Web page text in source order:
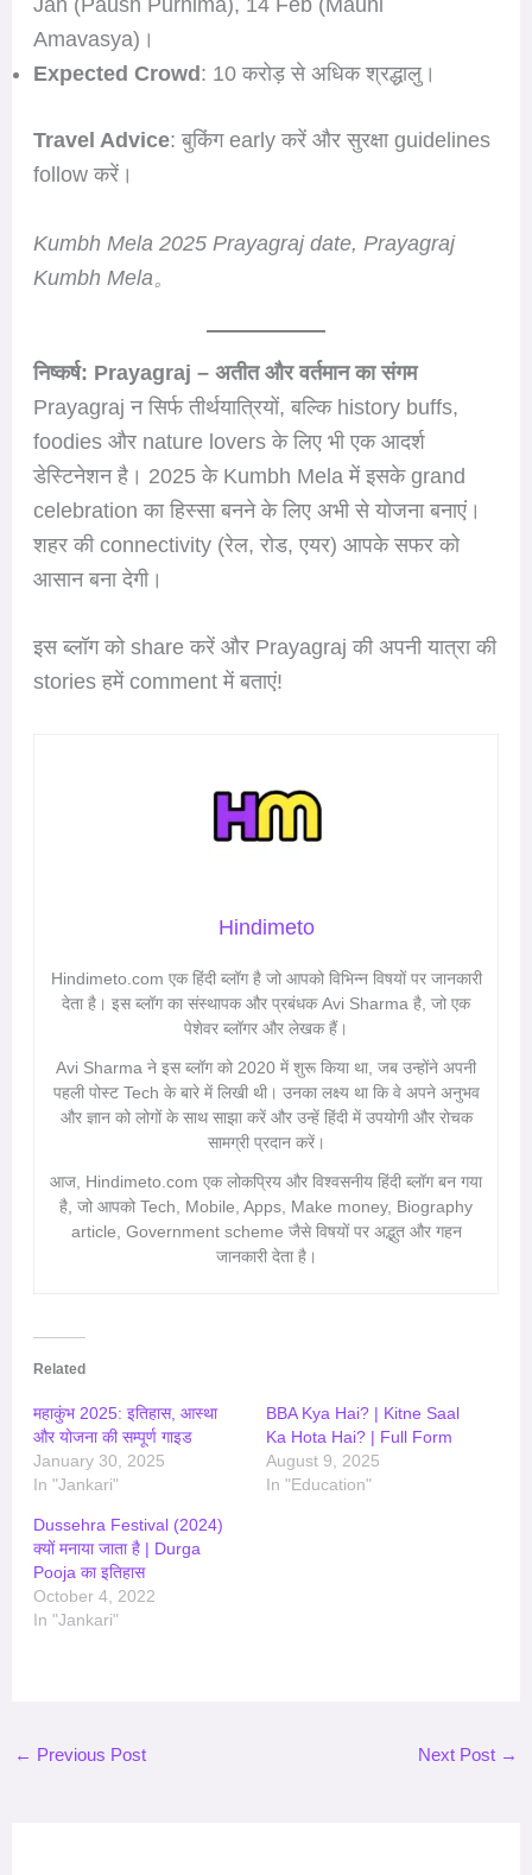
Amavasya)।
Expected Crowd: 10 करोड़ से अधिक श्रद्धालु।
Travel Advice: बुकिंग early करें और सुरक्षा guidelines
follow करें।
Kumbh Mela 2025 Prayagraj date, Prayagraj
Kumbh Mela。
निष्कर्ष: Prayagraj – अतीत और वर्तमान का संगम
Prayagraj न सिर्फ तीर्थयात्रियों, बल्कि history buffs,
foodies और nature lovers के लिए भी एक आदर्श
डेस्टिनेशन है। 2025 के Kumbh Mela में इसके grand
celebration का हिस्सा बनने के लिए अभी से योजना बनाएं।
शहर की connectivity (रेल, रोड, एयर) आपके सफर को
आसान बना देगी।
इस ब्लॉग को share करें और Prayagraj की अपनी यात्रा की
stories हमें comment में बताएं!
Hindimeto
Hindimeto.com एक हिंदी ब्लॉग है जो आपको विभिन्न विषयों पर जानकारी
देता है। इस ब्लॉग का संस्थापक और प्रबंधक Avi Sharma है, जो एक
पेशेवर ब्लॉगर और लेखक हैं।
Avi Sharma ने इस ब्लॉग को 2020 में शुरू किया था, जब उन्होंने अपनी
पहली पोस्ट Tech के बारे में लिखी थी। उनका लक्ष्य था कि वे अपने अनुभव
और ज्ञान को लोगों के साथ साझा करें और उन्हें हिंदी में उपयोगी और रोचक
सामग्री प्रदान करें।
आज, Hindimeto.com एक लोकप्रिय और विश्वसनीय हिंदी ब्लॉग बन गया
है, जो आपको Tech, Mobile, Apps, Make money, Biography
article, Government scheme जैसे विषयों पर अद्भुत और गहन
जानकारी देता है।
Related
महाकुंभ 2025: इतिहास, आस्था
और योजना की सम्पूर्ण गाइड
January 30, 2025
In "Jankari"
BBA Kya Hai? | Kitne Saal
Ka Hota Hai? | Full Form
August 9, 2025
In "Education"
Dussehra Festival (2024)
क्यों मनाया जाता है | Durga
Pooja का इतिहास
October 4, 2022
In "Jankari"
← Previous Post Next Post →